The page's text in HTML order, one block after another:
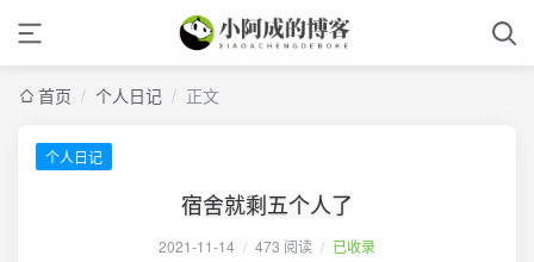
首页 / 个人日记 / 正文
个人日记
宿舍就剩五个人了
2021-11-14 / 473 阅读 / 已收录